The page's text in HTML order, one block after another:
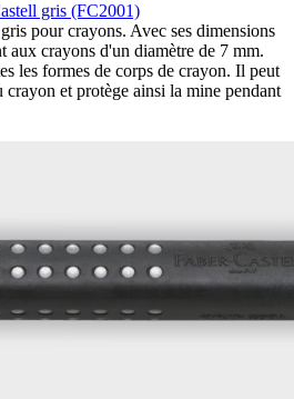
gris (FC2001)
pour crayons. Avec ses dimensions
crayons d'un diamètre de 7 mm.
les formes de corps de crayon. Il peut
crayon et protège ainsi la mine pendant